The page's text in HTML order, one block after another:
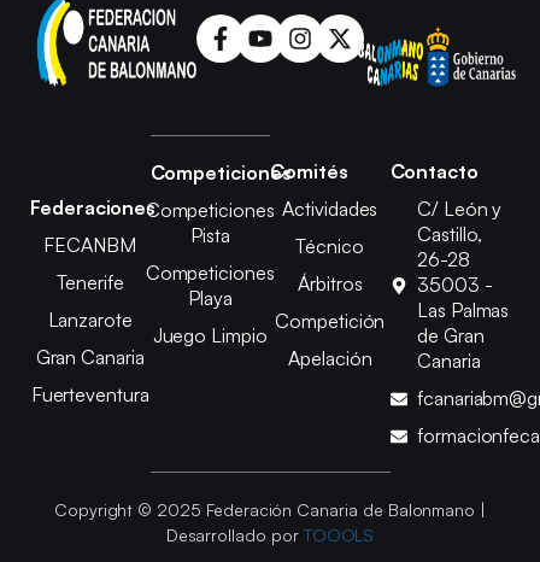
Federaciones
FECANBM
Tenerife
Lanzarote
Gran Canaria
Fuerteventura
Competiciones
Competiciones
Pista
Competiciones
Playa
Juego Limpio
Comités
Actividades
Técnico
Árbitros
Competición
Apelación
Contacto
C/ León y
Castillo,
26-28
35003 -
Las Palmas
de Gran
Canaria
Copyright © 2025 Federación Canaria de Balonmano |
Desarrollado por TOOOLS